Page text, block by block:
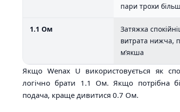
пари трохи
1.1 Ом
Затяжка
витрата нижча,
м’якша
Якщо Wenax U використовується як
логічно брати 1.1 Ом. Якщо потрібна
подача, краще дивитися 0.7 Ом.